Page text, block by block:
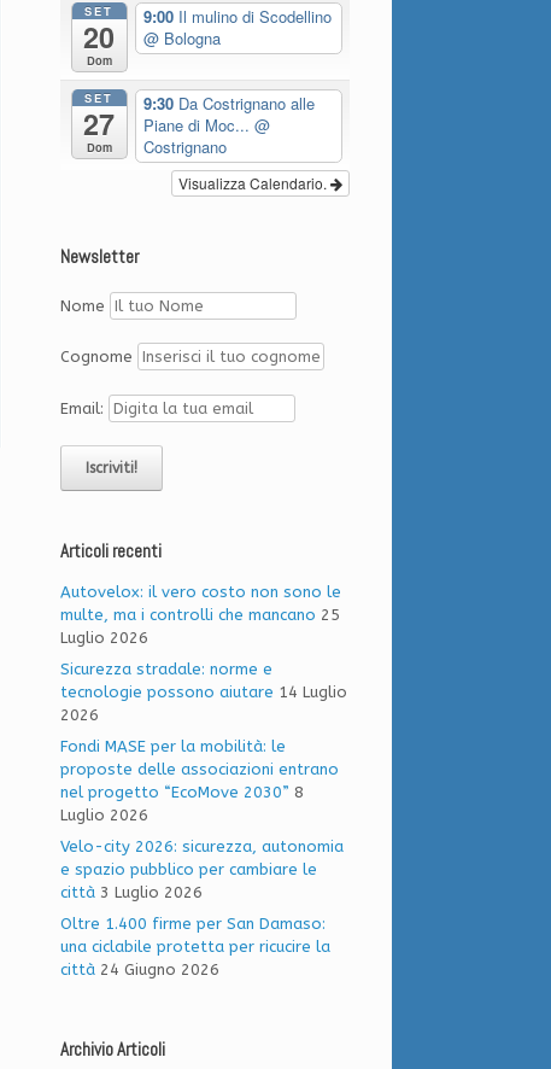
SET
20
Dom
9:00 Il mulino di Scodellino
@ Bologna
SET
27
Dom
9:30 Da Costrignano alle
Piane di Moc... @
Costrignano
Visualizza Calendario.
Newsletter
Nome
Cognome
Email:
Articoli recenti
Autovelox: il vero costo non sono le
multe, ma i controlli che mancano 25
Luglio 2026
Sicurezza stradale: norme e
tecnologie possono aiutare 14 Luglio
2026
Fondi MASE per la mobilità: le
proposte delle associazioni entrano
nel progetto “EcoMove 2030” 8
Luglio 2026
Velo-city 2026: sicurezza, autonomia
e spazio pubblico per cambiare le
città 3 Luglio 2026
Oltre 1.400 firme per San Damaso:
una ciclabile protetta per ricucire la
città 24 Giugno 2026
Archivio Articoli